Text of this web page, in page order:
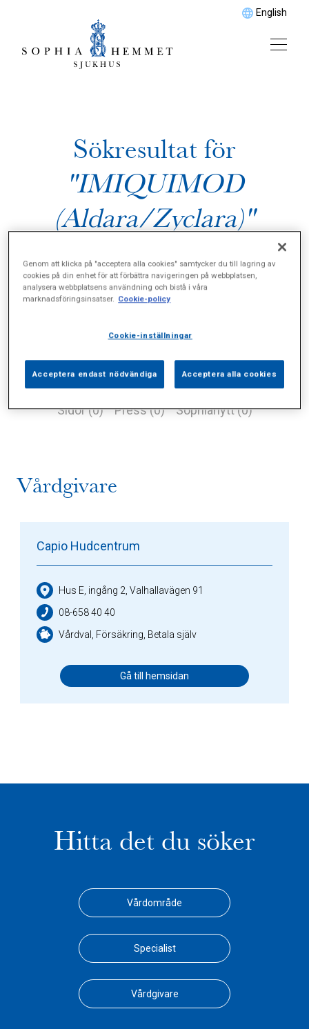
English
Sökresultat för
"IMIQUIMOD
(Aldara/Zyclara)"
Alla (1) Vårdgivare (1) Specialister (0)
Sidor (0) Press (0) Sophianytt (0)
Vårdgivare
Capio Hudcentrum
Hus E, ingång 2, Valhallavägen 91
08-658 40 40
Vårdval, Försäkring, Betala själv
Gå till hemsidan
Hitta det du söker
Vårdområde
Specialist
Vårdgivare
Genom att klicka på "acceptera alla cookies" samtycker du till lagring av
cookies på din enhet för att förbättra navigeringen på webbplatsen,
analysera webbplatsens användning och bistå i våra
marknadsföringsinsatser. Cookie-policy
Cookie-inställningar
Acceptera endast nödvändiga Acceptera alla cookies